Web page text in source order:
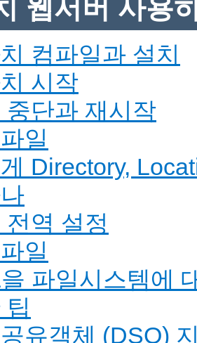
웹서버 사용
컴파일과 설치
시작
중단과 재시작
일
Directory,
전역 설정
일
파일시스템에
팁
유객체 (DSO)